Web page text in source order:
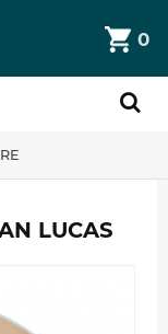
0
LUCAS